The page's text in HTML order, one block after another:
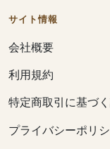
サイト情報
会社概要
利用規約
特定商取引に基づ
プライバシーポリ